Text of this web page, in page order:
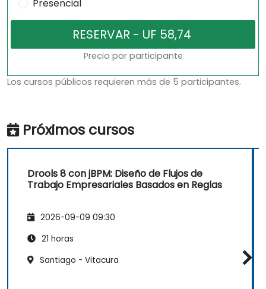
Presencial
Precio por participante
Los cursos públicos requieren más de 5 participantes.
Próximos cursos
Drools 8 con jBPM: Diseño de Flujos de
Trabajo Empresariales Basados en Reglas
2026-09-09 09:30
21 horas
Santiago - Vitacura